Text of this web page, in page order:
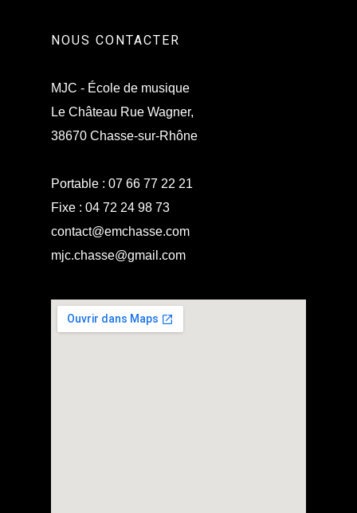
NOUS CONTACTER
MJC - École de musique
Le Château Rue Wagner,
38670 Chasse-sur-Rhône
Portable : 07 66 77 22 21
Fixe : 04 72 24 98 73
contact@emchasse.com
mjc.chasse@gmail.com